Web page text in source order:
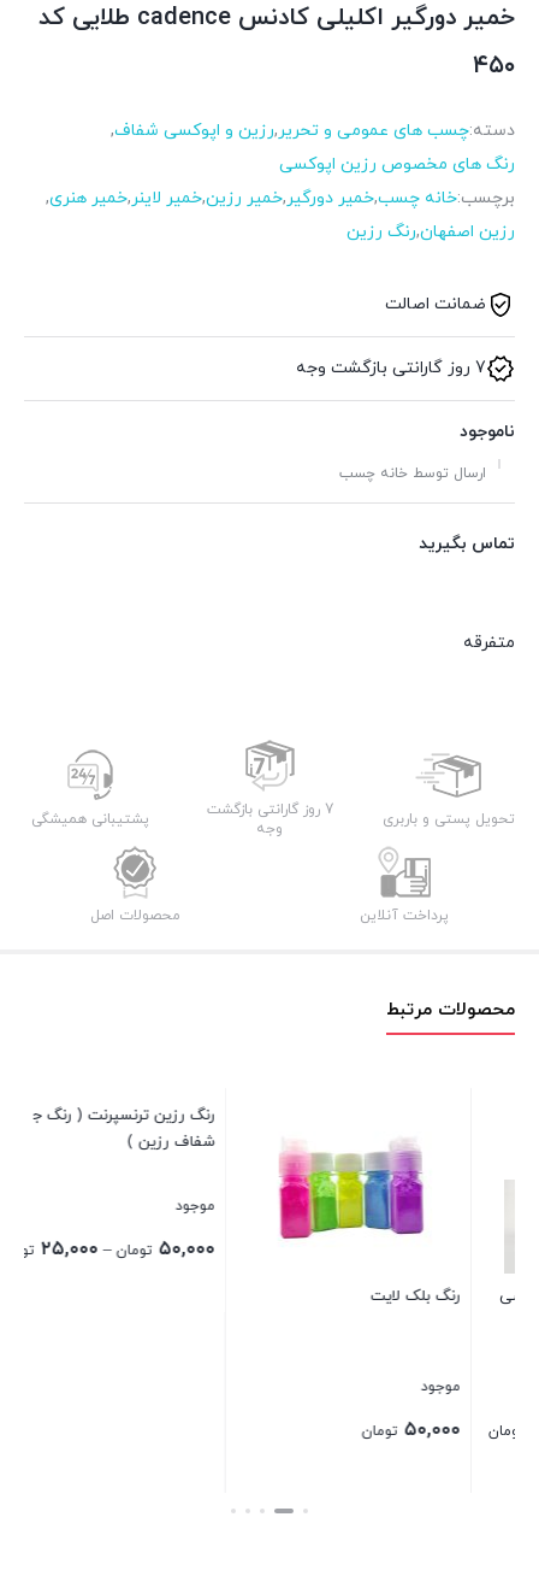
خمیر دورگیر اکلیلی کادنس cadence طلایی کد
۴۵۰
دسته:چسب های عمومی و تحریر,رزین و اپوکسی شفاف,
رنگ های مخصوص رزین اپوکسی
برچسب:خانه چسب,خمیر دورگیر,خمیر رزین,خمیر لاینر,خمیر هنری,
رزین اصفهان,رنگ رزین
ضمانت اصالت
7 روز گارانتی بازگشت وجه
ناموجود
ارسال توسط خانه چسب
تماس بگیرید
متفرقه
تحویل پستی و باربری
7 روز گارانتی بازگشت
وجه
پشتیبانی همیشگی
پرداخت آنلاین محصولات اصل
محصولات مرتبط
شفاف رزین )
موجود
Price
رنگ خمیری بلژیکی
موجود
۳۵۰,۰۰۰ تومان